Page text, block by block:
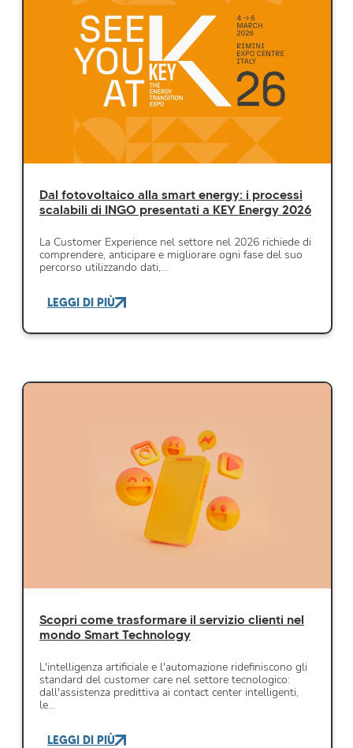
Dal fotovoltaico alla smart energy: i processi
scalabili di INGO presentati a KEY Energy 2026
La Customer Experience nel settore nel 2026 richiede di
comprendere, anticipare e migliorare ogni fase del suo
percorso utilizzando dati,…
LEGGI DI PIÙ
Scopri come trasformare il servizio clienti nel
mondo Smart Technology
L'intelligenza artificiale e l'automazione ridefiniscono gli
standard del customer care nel settore tecnologico:
dall'assistenza predittiva ai contact center intelligenti,
le…
LEGGI DI PIÙ